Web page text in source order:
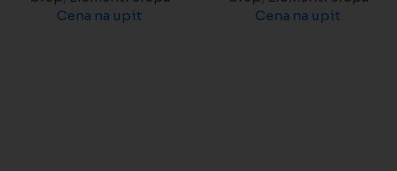
Cena na upit
Cena na upit